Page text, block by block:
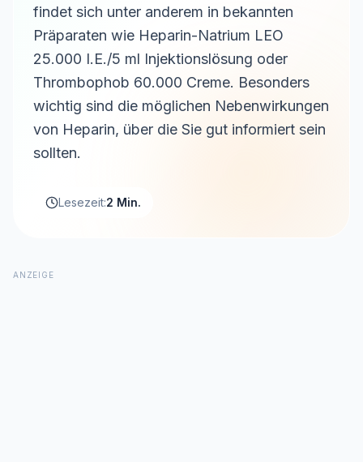
findet sich unter anderem in bekannten
Präparaten wie Heparin-Natrium LEO
25.000 I.E./5 ml Injektionslösung oder
Thrombophob 60.000 Creme. Besonders
wichtig sind die möglichen Nebenwirkungen
von Heparin, über die Sie gut informiert sein
sollten.
Lesezeit:2 Min.
ANZEIGE